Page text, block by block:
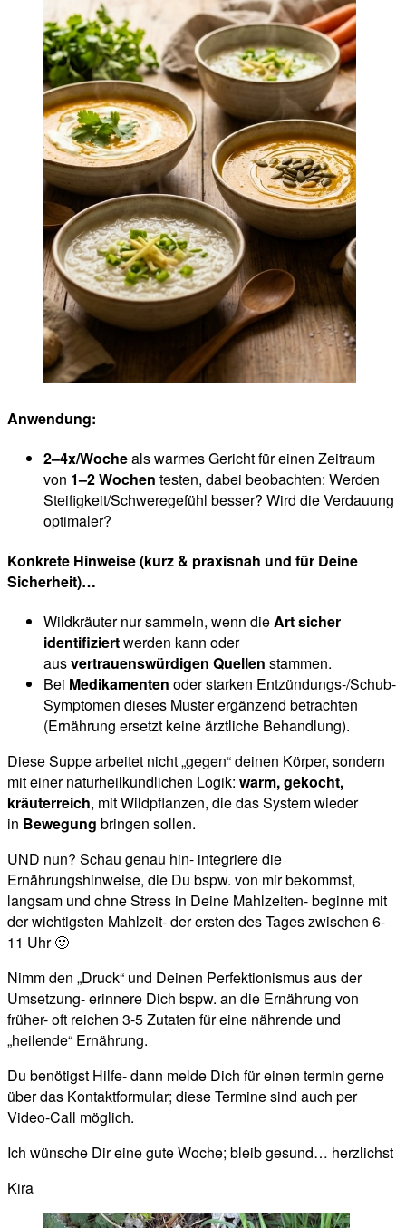
Anwendung:
2–4x/Wocheals warmes Gericht für einen Zeitraum
von 1–2 Wochen testen, dabei beobachten: Werden
Steifigkeit/Schweregefühl besser? Wird die Verdauung
optimaler?
Konkrete Hinweise (kurz & praxisnah und für Deine
Sicherheit)…
Wildkräuter nur sammeln, wenn dieArt sicher
identifiziertwerden kann oder
ausvertrauenswürdigen Quellen stammen.
Bei Medikamenten oder starken Entzündungs-/Schub-
Symptomen dieses Muster ergänzend betrachten
(Ernährung ersetzt keine ärztliche Behandlung).
Diese Suppe arbeitet nicht „gegen“ deinen Körper, sondern
mit einer naturheilkundlichen Logik: warm, gekocht,
kräuterreich, mit Wildpflanzen, die das System wieder
in Bewegung bringen sollen.
UND nun? Schau genau hin- integriere die
Ernährungshinweise, die Du bspw. von mir bekommst,
langsam und ohne Stress in Deine Mahlzeiten- beginne mit
der wichtigsten Mahlzeit- der ersten des Tages zwischen 6-
11 Uhr 🙂
Nimm den „Druck“ und Deinen Perfektionismus aus der
Umsetzung- erinnere Dich bspw. an die Ernährung von
früher- oft reichen 3-5 Zutaten für eine nährende und
„heilende“ Ernährung.
Du benötigst Hilfe- dann melde Dich für einen termin gerne
über das Kontaktformular; diese Termine sind auch per
Video-Call möglich.
Ich wünsche Dir eine gute Woche; bleib gesund… herzlichst
Kira